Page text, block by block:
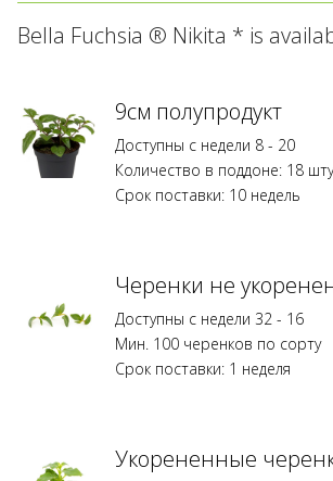
виды
защищены
правами
селекционеров
растений
действительной
допускается.
Bella Fuchsia ® Nikita * is
9см полупродукт
Доступны с недели 8 - 20
Количество в поддоне: 18
Срок поставки: 10 недель
Черенки не
Доступны с недели 32 - 16
Мин. 100 черенков по сорту
Срок поставки: 1 неделя
Укорененные